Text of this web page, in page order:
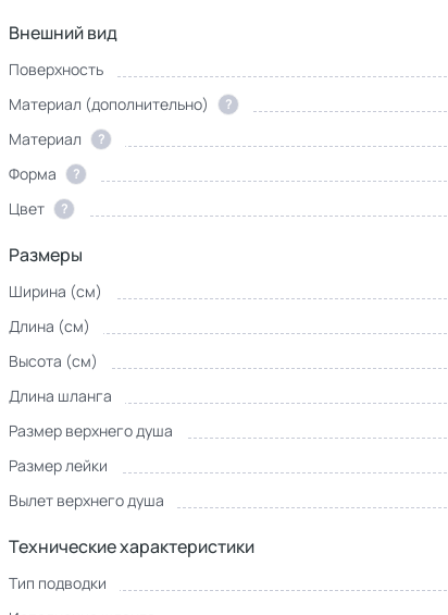
Внешний вид
Поверхность
Материал (дополнительно)
?
Материал
?
Форма
?
Цвет
?
Размеры
Ширина (см)
Длина (см)
Высота (см)
Длина шланга
Размер верхнего душа
Размер лейки
Вылет верхнего душа
Технические характеристики
Тип подводки